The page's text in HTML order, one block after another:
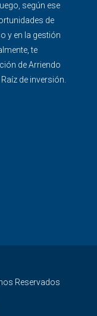
según ese
de
y en la gestión
te
de Arriendo
de inversión.
Reservados